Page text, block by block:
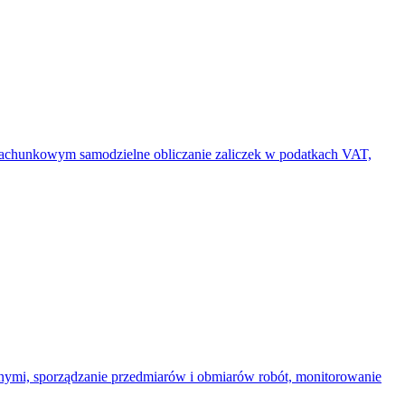
samodzielne obliczanie zaliczek w podatkach VAT,
sporządzanie przedmiarów i obmiarów robót, monitorowanie